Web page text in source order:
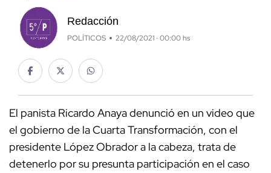
Redacción
POLÍTICOS 22/08/2021 · 00:00 hs
El panista Ricardo Anaya denunció en un video que
el gobierno de la Cuarta Transformación, con el
presidente López Obrador a la cabeza, trata de
detenerlo por su presunta participación en el caso